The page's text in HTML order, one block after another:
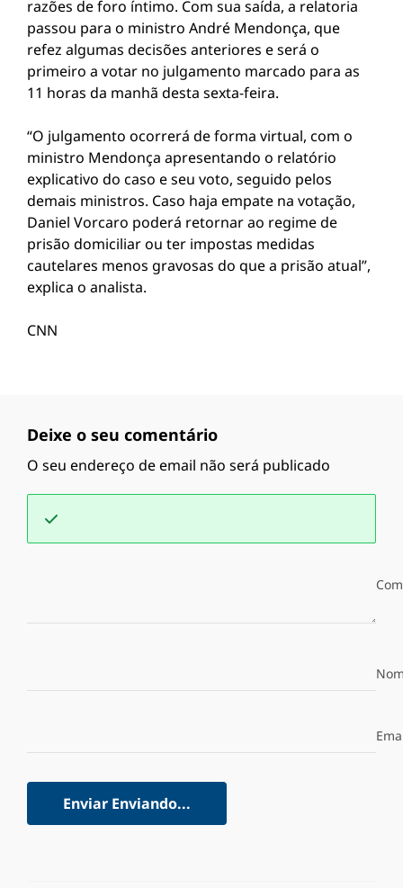
razões de foro íntimo. Com sua saída, a relatoria
passou para o ministro André Mendonça, que
refez algumas decisões anteriores e será o
primeiro a votar no julgamento marcado para as
11 horas da manhã desta sexta-feira.
“O julgamento ocorrerá de forma virtual, com o
ministro Mendonça apresentando o relatório
explicativo do caso e seu voto, seguido pelos
demais ministros. Caso haja empate na votação,
Daniel Vorcaro poderá retornar ao regime de
prisão domiciliar ou ter impostas medidas
cautelares menos gravosas do que a prisão atual”,
explica o analista.
CNN
Deixe o seu comentário
O seu endereço de email não será publicado
Enviar Enviando...